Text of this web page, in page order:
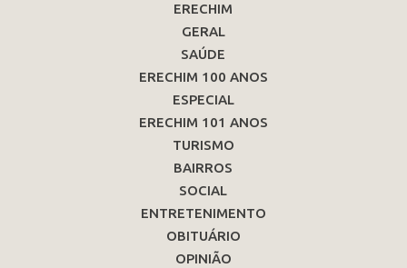
ERECHIM
GERAL
SAÚDE
ERECHIM 100 ANOS
ESPECIAL
ERECHIM 101 ANOS
TURISMO
BAIRROS
SOCIAL
ENTRETENIMENTO
OBITUÁRIO
OPINIÃO